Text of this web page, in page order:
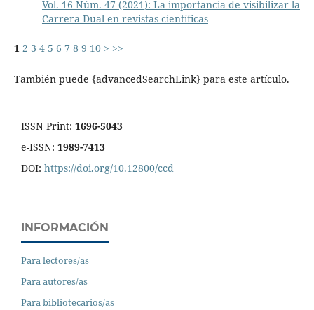
Vol. 16 Núm. 47 (2021): La importancia de visibilizar la
Carrera Dual en revistas científicas
1 2 3 4 5 6 7 8 9 10 > >>
También puede {advancedSearchLink} para este artículo.
ISSN Print: 1696-5043
e-ISSN: 1989-7413
DOI: https://doi.org/10.12800/ccd
INFORMACIÓN
Para lectores/as
Para autores/as
Para bibliotecarios/as